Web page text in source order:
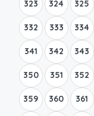
323 324 325
332 333 334
341 342 343
350 351 352
359 360 361